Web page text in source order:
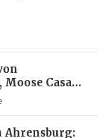
Casa
|
für Bildung
Ahrensburg: